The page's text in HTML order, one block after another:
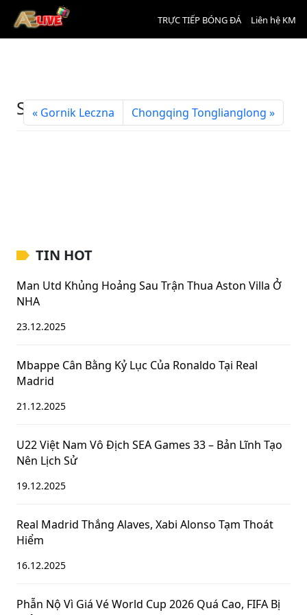
TRỰC TIẾP BÓNG ĐÁ Liên hệ KM
Shanghai Port
Gornik Leczna Chongqing Tonglianglong
TIN HOT
Man Utd Khủng Hoảng Sau Trận Thua Aston Villa Ở
NHA
23.12.2025
Mbappe Cân Bằng Kỷ Lục Của Ronaldo Tại Real
Madrid
21.12.2025
U22 Việt Nam Vô Địch SEA Games 33 – Bản Lĩnh Tạo
Nên Lịch Sử
19.12.2025
Real Madrid Thắng Alaves, Xabi Alonso Tạm Thoát
Hiểm
16.12.2025
Phẫn Nộ Vì Giá Vé World Cup 2026 Quá Cao, FIFA Bị